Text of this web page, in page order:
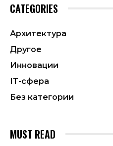
CATEGORIES
Архитектура
Другое
Инновации
ІТ-сфера
Без категории
MUST READ